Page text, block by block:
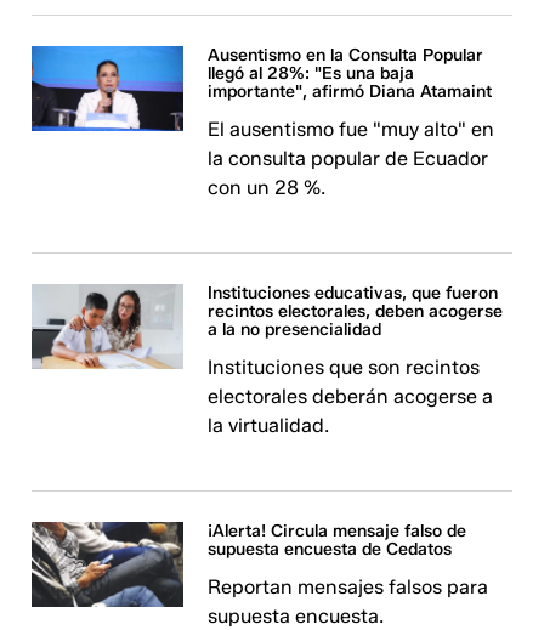
Ausentismo en la Consulta Popular
llegó al 28%: "Es una baja
importante", afirmó Diana Atamaint
El ausentismo fue "muy alto" en
la consulta popular de Ecuador
con un 28 %.
Instituciones educativas, que fueron
recintos electorales, deben acogerse
a la no presencialidad
Instituciones que son recintos
electorales deberán acogerse a
la virtualidad.
¡Alerta! Circula mensaje falso de
supuesta encuesta de Cedatos
Reportan mensajes falsos para
supuesta encuesta.